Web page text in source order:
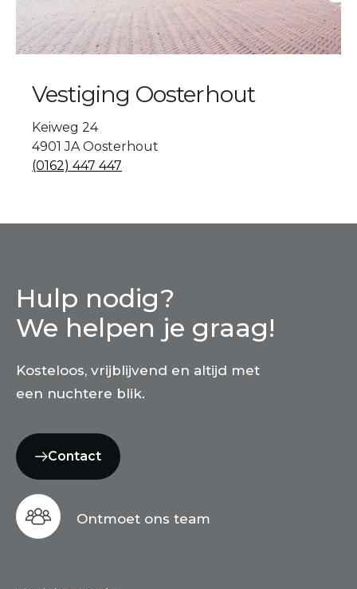
Vestiging Oosterhout
Keiweg 24
4901 JA Oosterhout
(0162) 447 447
Hulp nodig?
We helpen je graag!
Kosteloos, vrijblijvend en altijd met
een nuchtere blik.
Contact
Ontmoet ons team